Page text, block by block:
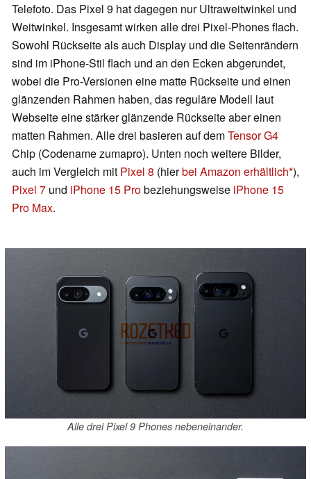
Telefoto. Das Pixel 9 hat dagegen nur Ultraweitwinkel und
Weitwinkel. Insgesamt wirken alle drei Pixel-Phones flach.
Sowohl Rückseite als auch Display und die Seitenrändern
sind im iPhone-Stil flach und an den Ecken abgerundet,
wobei die Pro-Versionen eine matte Rückseite und einen
glänzenden Rahmen haben, das reguläre Modell laut
Webseite eine stärker glänzende Rückseite aber einen
matten Rahmen. Alle drei basieren auf demTensor G4
Chip (Codename zumapro). Unten noch weitere Bilder,
auch im Vergleich mit Pixel 8 (hierbei Amazon erhältlich ),
Pixel 7 und iPhone 15 Probeziehungsweise iPhone 15
Pro Max.
Alle drei Pixel 9 Phones nebeneinander.